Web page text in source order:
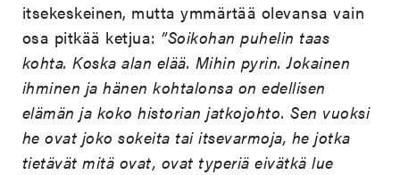
itsekeskeinen, mutta ymmärtää olevansa vain
osa pitkää ketjua: ”Soikohan puhelin taas
kohta. Koska alan elää. Mihin pyrin. Jokainen
ihminen ja hänen kohtalonsa on edellisen
elämän ja koko historian jatkojohto. Sen vuoksi
he ovat joko sokeita tai itsevarmoja, he jotka
tietävät mitä ovat, ovat typeriä eivätkä lue